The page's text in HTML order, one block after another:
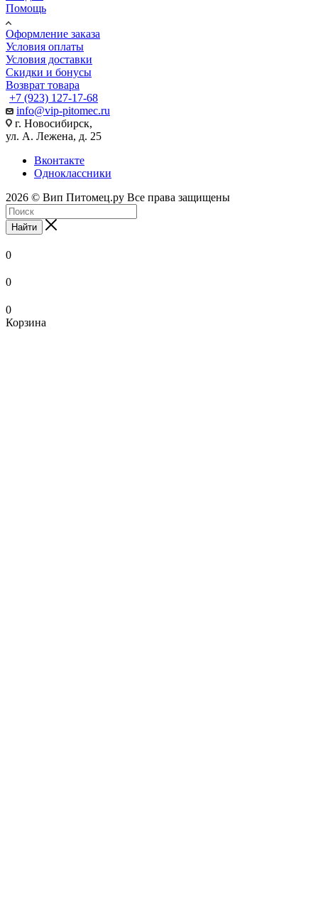
Помощь
Оформление заказа
Условия оплаты
Условия доставки
Скидки и бонусы
Возврат товара
+7 (923) 127-17-68
info@vip-pitomec.ru
г. Новосибирск,
ул. А. Лежена, д. 25
Вконтакте
Одноклассники
2026 © Вип Питомец.ру Все права защищены
Найти
0
0
0
Корзина